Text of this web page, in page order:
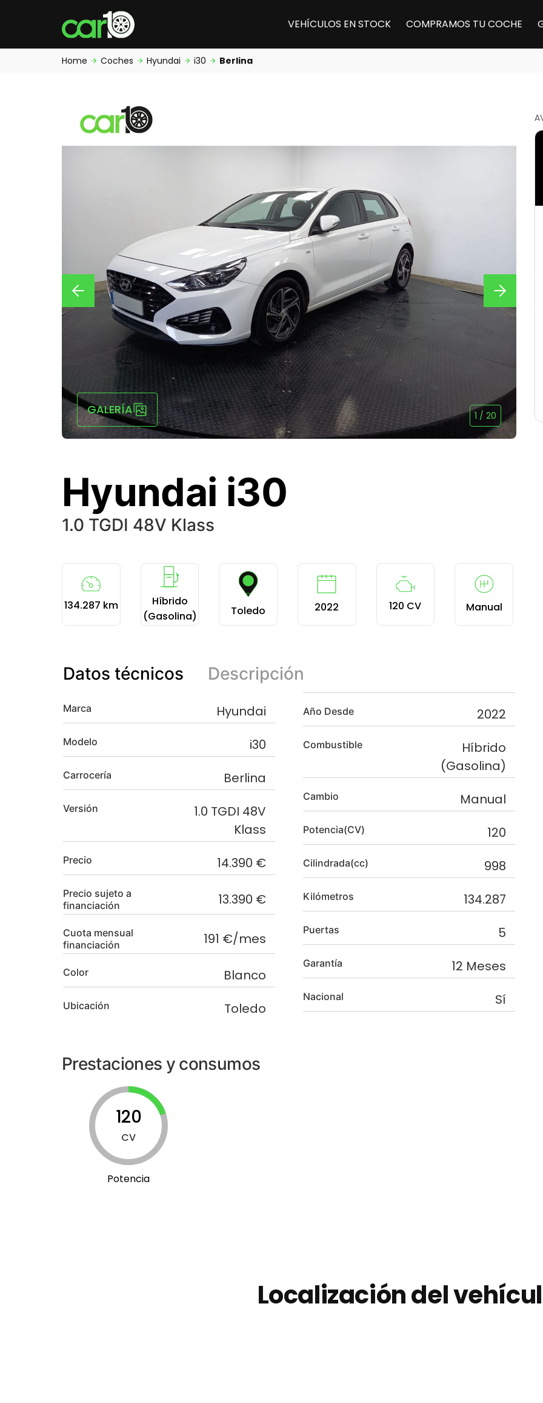
VEHÍCULOS EN STOCK COMPRAMOS TU COCHE
Home Coches Hyundai i30 Berlina
GALERÍA 1 / 20
Hyundai i30
1.0 TGDI 48V Klass
134.287 km
Híbrido
(Gasolina)
Toledo 2022 120 CV Manual
Datos técnicos Descripción
Marca Hyundai
Modelo i30
Carrocería Berlina
Versión
1.0 TGDI 48V
Klass
Precio 14.390 €
Precio sujeto a
financiación
13.390 €
Cuota mensual
financiación
191 €/mes
Color Blanco
Ubicación Toledo
Año Desde 2022
Combustible
Híbrido
(Gasolina)
Cambio Manual
Potencia(CV) 120
Cilindrada(cc) 998
Kilómetros 134.287
Puertas 5
Garantía 12 Meses
Nacional Sí
Prestaciones y consumos
120
CV
Potencia
Localización del